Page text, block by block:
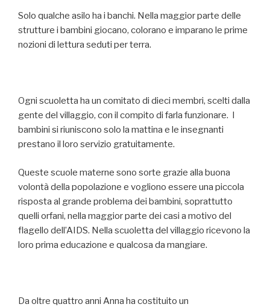
Solo qualche asilo ha i banchi. Nella maggior parte delle
strutture i bambini giocano, colorano e imparano le prime
nozioni di lettura seduti per terra.
Ogni scuoletta ha un comitato di dieci membri, scelti dalla
gente del villaggio, con il compito di farla funzionare. I
bambini si riuniscono solo la mattina e le insegnanti
prestano il loro servizio gratuitamente.
Queste scuole materne sono sorte grazie alla buona
volontà della popolazione e vogliono essere una piccola
risposta al grande problema dei bambini, soprattutto
quelli orfani, nella maggior parte dei casi a motivo del
flagello dell’AIDS. Nella scuoletta del villaggio ricevono la
loro prima educazione e qualcosa da mangiare.
Da oltre quattro anni Anna ha costituito un